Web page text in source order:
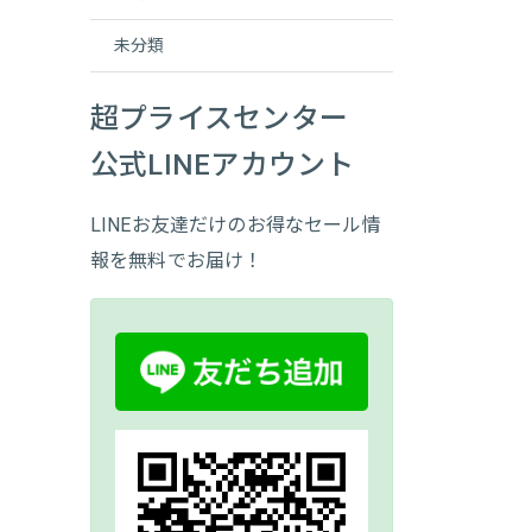
未分類
超プライスセンター
公式LINEアカウント
LINEお友達だけのお得なセール情
報を無料でお届け！